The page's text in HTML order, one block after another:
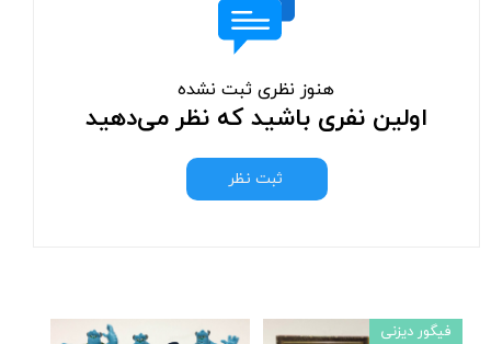
هنوز نظری ثبت نشده
اولین نفری باشید که نظر می‌دهید
ثبت نظر
فیگور دیزنی